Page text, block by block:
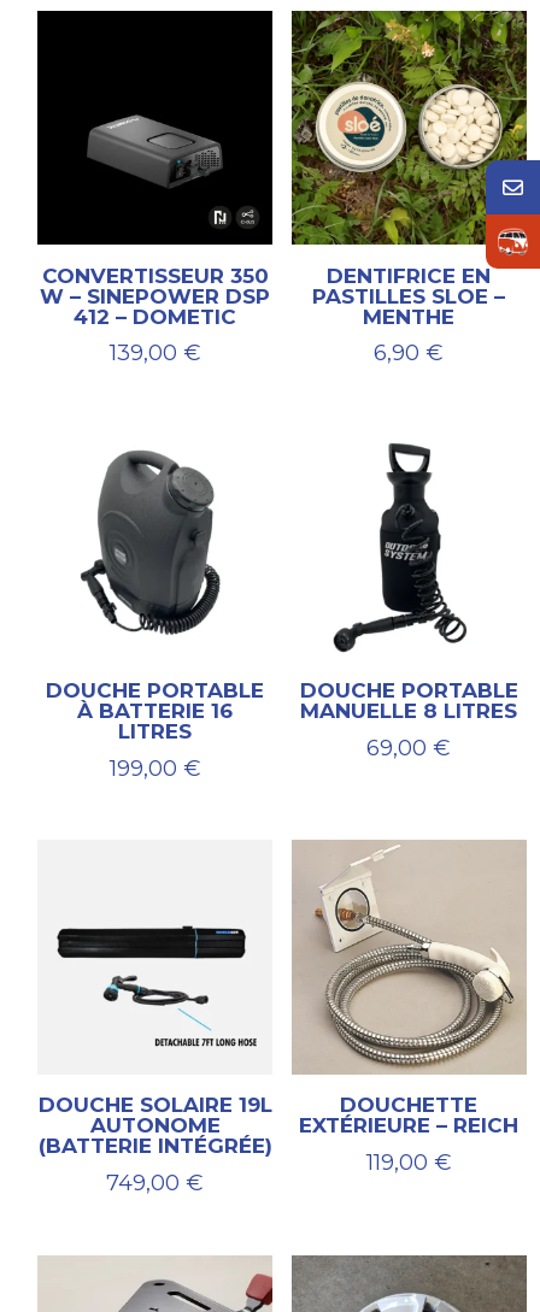
CONVERTISSEUR 350
W – SINEPOWER DSP
412 – DOMETIC
139,00 €
DENTIFRICE EN
PASTILLES SLOE –
MENTHE
6,90€
DOUCHE PORTABLE
À BATTERIE 16
LITRES
199,00 €
DOUCHE PORTABLE
MANUELLE 8 LITRES
69,00€
DOUCHE SOLAIRE 19L
AUTONOME
(BATTERIE INTÉGRÉE)
749,00€
DOUCHETTE
EXTÉRIEURE – REICH
119,00 €